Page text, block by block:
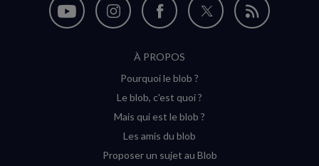
Nous
Nous
Instagram
(nouvelle
Nous
sur
Facebook
(nouvelle
Nous
Flux
À PROPOS
Pourquoi le blob ?
Le blob, c'est quoi ?
Mais qui est le blob ?
Les amis du blob
Proposer un sujet au Blob